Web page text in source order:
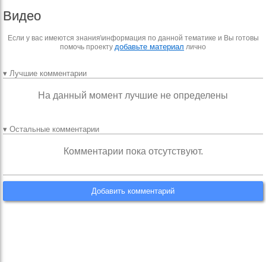
Видео
Если у вас имеются знания\информация по данной тематике и Вы готовы
помочь проекту добавьте материал лично
▾ Лучшие комментарии
На данный момент лучшие не определены
▾ Остальные комментарии
Комментарии пока отсутствуют.
Добавить комментарий